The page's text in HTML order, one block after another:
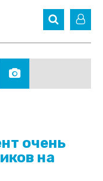
очень
на